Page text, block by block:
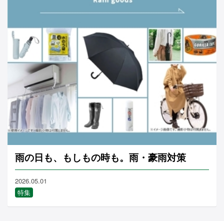
雨の日も、もしもの時も。雨・豪雨対策
2026.05.01
特集